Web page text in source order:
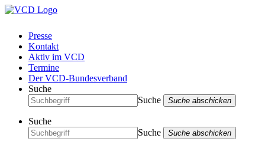
Presse
Kontakt
Aktiv im VCD
Termine
Der VCD-Bundesverband
Suche
Suche
Suche abschicken
Suche
Suche
Suche abschicken